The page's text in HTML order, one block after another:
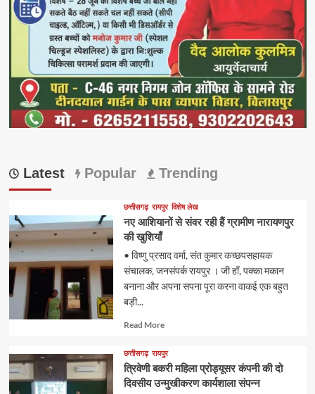
Latest Popular Trending
छत्तीसगढ़ रायपुर विशेष लेख
नए आशियानों से संवर रही हैं ग्रामीण नारायणपुर
की खुशियाँ
• विष्णु प्रसाद वर्मा, संत कुमार कच्छपसहायक
संचालक, जनसंपर्क रायपुर । जी हाँ, पक्का मकान
बनाना और अपना सपना पूरा करना वाकई एक बहुत
बड़ी...
Read MoreRead
about
छत्तीसगढ़ रायपुर
त्रिवेणी बकरी महिला प्रोड्यूसर कंपनी की दो
दिवसीय उन्मुखीकरण कार्यशाला संपन्न